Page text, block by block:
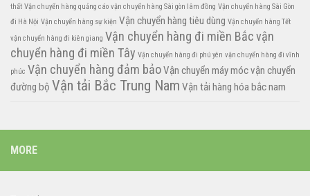
thất Vận chuyển hàng quảng cáo vận chuyển hàng Sài gòn lâm đồng Vận chuyển hàng Sài Gòn
đi Hà Nội Vận chuyển hàng sự kiện Vận chuyển hàng tiêu dùng Vận chuyển hàng Tết
vận chuyển hàng đi kiên giang Vận chuyển hàng đi miền Bắcvận
chuyển hàng đi miền Tây Vận chuyển hàng đi phú yên vận chuyển hàng đi vĩnh
phúc Vận chuyển hàng đảm bảoVận chuyển máy mócvận chuyển
đường bộ Vận tải Bắc Trung Nam Vận tải hàng hóa bắc nam
MORE